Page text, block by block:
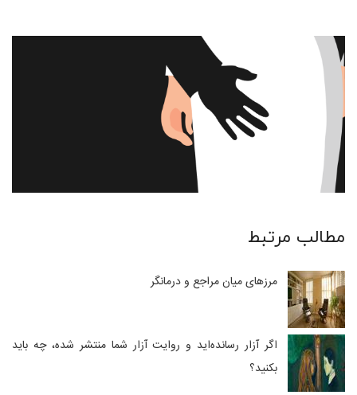
مطالب مرتبط
مرزهای میان مراجع و درمانگر
اگر آزار رسانده‌اید و روایت آزار شما منتشر شده، چه باید
بکنید؟